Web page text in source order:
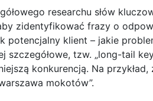
researchu słów
zidentyfikować frazy o
potencjalny klient – jakie
tzw. „long-tail
konkurencją. Na
mokotów”.